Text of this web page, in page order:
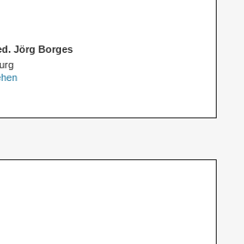
Jörg Borges